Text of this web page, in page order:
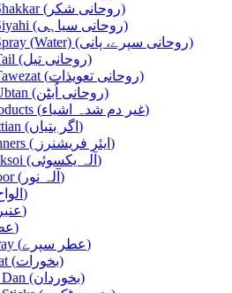
Ruhani Shakkar (روحانی شکر)
Ruhani Siyahi (روحانی سیاہی)
Ruhani Spray (Water) (روحانی سپرے، پانی)
Ruhani Tail (روحانی تیل)
Ruhani Tawezat (روحانی تعویذات)
Ruhani Ubtan (روحانی اُبٹن)
Ghair Dum Shuda Products (غیر دم شدہ اشیاء)
Agar Battian (اگر بتیاں)
Air Freshners ( ایئر فریشنرز)
Ala-e-Yaksoi (آلہ یکسوئی)
Ala-e-Noor (آلہ نور)
Alwah (الواح)
Amber (عنبر)
Attar (عطر)
Attar Spray (عطر سپرے)
Bakhoorat (بخورات)
Bakhoor Dan (بخوردان)